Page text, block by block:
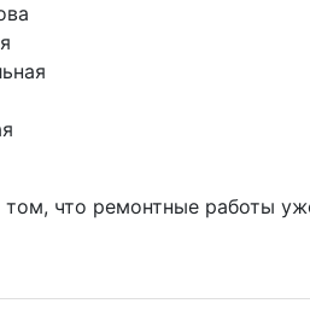
что ремонтные работы